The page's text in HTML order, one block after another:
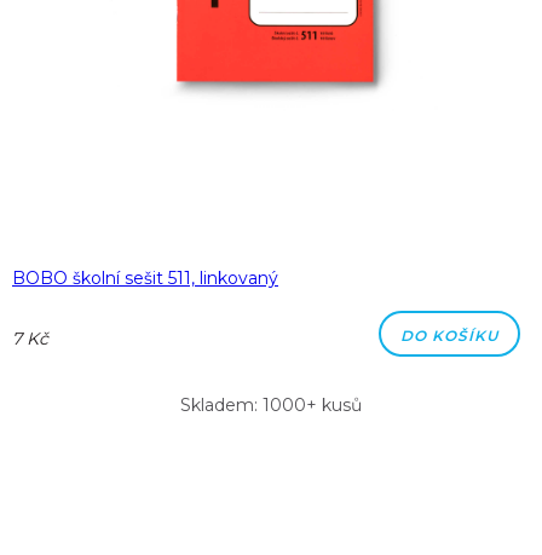
BOBO školní sešit 511, linkovaný
7 Kč DO KOŠÍKU
Skladem: 1000+ kusů